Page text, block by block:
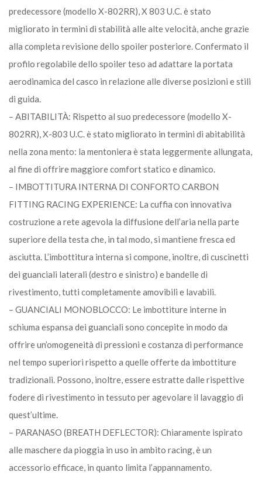
predecessore (modello X-802RR), X 803 U.C. è stato
migliorato in termini di stabilità alle alte velocità, anche grazie
alla completa revisione dello spoiler posteriore. Confermato il
profilo regolabile dello spoiler teso ad adattare la portata
aerodinamica del casco in relazione alle diverse posizioni e stili
di guida.
– ABITABILITÀ: Rispetto al suo predecessore (modello X-
802RR), X-803 U.C. è stato migliorato in termini di abitabilità
nella zona mento: la mentoniera è stata leggermente allungata,
al fine di offrire maggiore comfort statico e dinamico.
– IMBOTTITURA INTERNA DI CONFORTO CARBON
FITTING RACING EXPERIENCE: La cuffia con innovativa
costruzione a rete agevola la diffusione dell’aria nella parte
superiore della testa che, in tal modo, si mantiene fresca ed
asciutta. L’imbottitura interna si compone, inoltre, di cuscinetti
dei guanciali laterali (destro e sinistro) e bandelle di
rivestimento, tutti completamente amovibili e lavabili.
– GUANCIALI MONOBLOCCO: Le imbottiture interne in
schiuma espansa dei guanciali sono concepite in modo da
offrire un’omogeneità di pressioni e costanza di performance
nel tempo superiori rispetto a quelle offerte da imbottiture
tradizionali. Possono, inoltre, essere estratte dalle rispettive
fodere di rivestimento in tessuto per agevolare il lavaggio di
quest’ultime.
– PARANASO (BREATH DEFLECTOR): Chiaramente ispirato
alle maschere da pioggia in uso in ambito racing, è un
accessorio efficace, in quanto limita l’appannamento.